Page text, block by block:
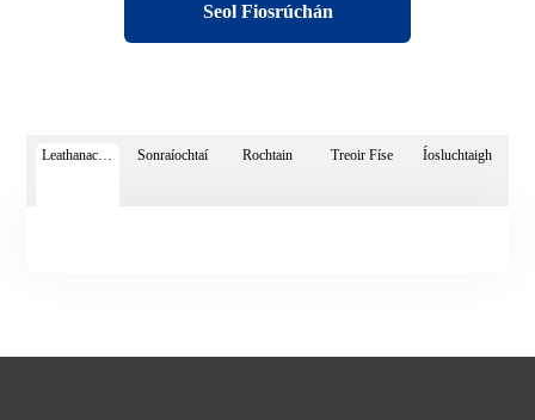
Seol Fiosrúchán
Leathanach Mionsonraí Sonraíochtaí Rochtain Treoir Físe Íosluchtaigh